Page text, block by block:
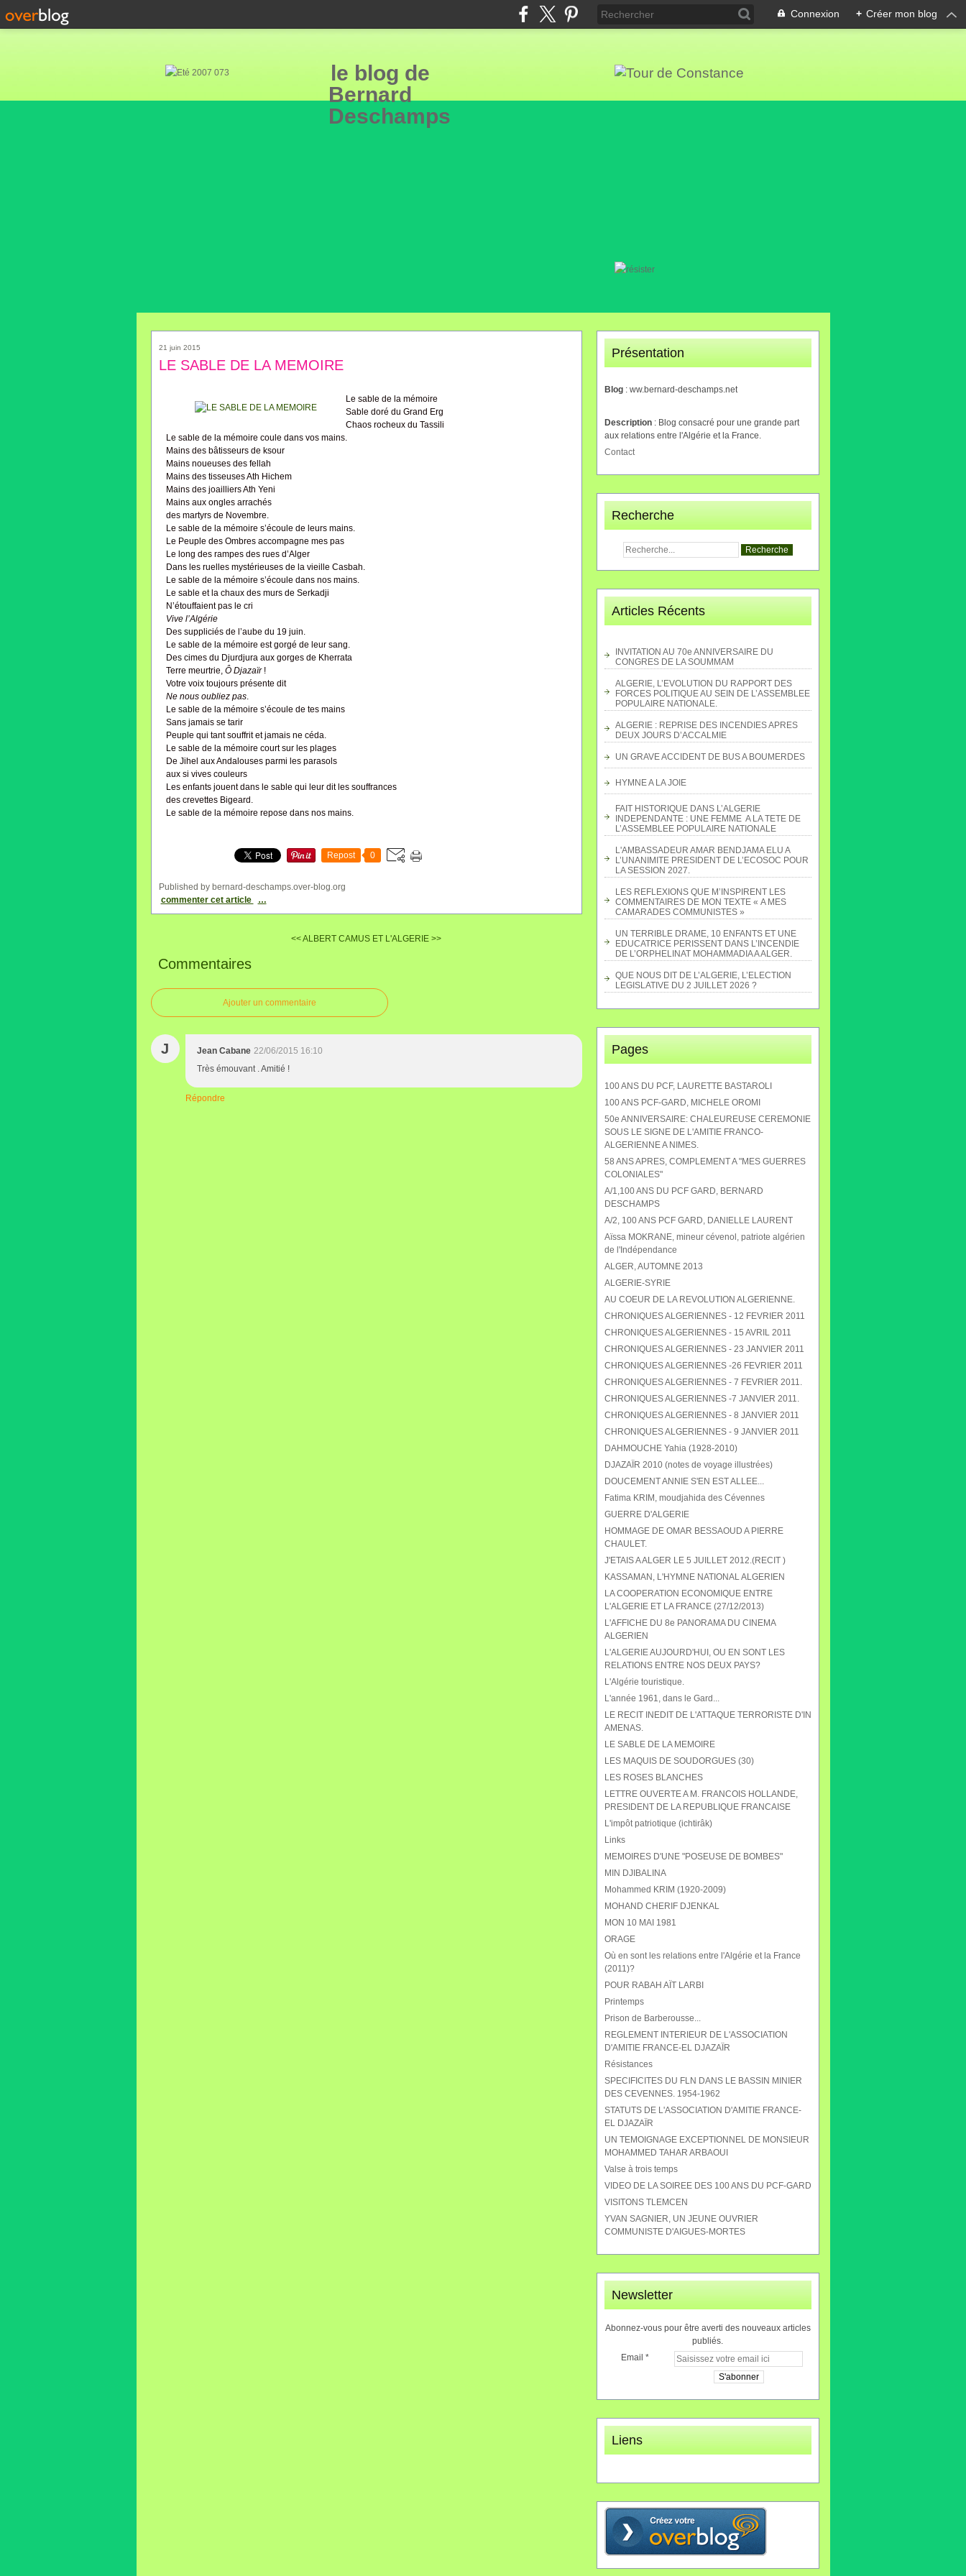
Connexion + Créer mon blog
le blog de
Bernard
Deschamps
21 juin 2015
LE SABLE DE LA MEMOIRE
Le sable de la mémoire
Sable doré du Grand Erg
Chaos rocheux du Tassili
Le sable de la mémoire coule dans vos mains.
Mains des bâtisseurs de ksour
Mains noueuses des fellah
Mains des tisseuses Ath Hichem
Mains des joailliers Ath Yeni
Mains aux ongles arrachés
des martyrs de Novembre.
Le sable de la mémoire s’écoule de leurs mains.
Le Peuple des Ombres accompagne mes pas
Le long des rampes des rues d’Alger
Dans les ruelles mystérieuses de la vieille Casbah.
Le sable de la mémoire s’écoule dans nos mains.
Le sable et la chaux des murs de Serkadji
N’étouffaient pas le cri
Vive l’Algérie
Des suppliciés de l’aube du 19 juin.
Le sable de la mémoire est gorgé de leur sang.
Des cimes du Djurdjura aux gorges de Kherrata
Terre meurtrie, Ô Djazaïr !
Votre voix toujours présente dit
Ne nous oubliez pas.
Le sable de la mémoire s’écoule de tes mains
Sans jamais se tarir
Peuple qui tant souffrit et jamais ne céda.
Le sable de la mémoire court sur les plages
De Jihel aux Andalouses parmi les parasols
aux si vives couleurs
Les enfants jouent dans le sable qui leur dit les souffrances
des crevettes Bigeard.
Le sable de la mémoire repose dans nos mains.
Repost 0
Published by bernard-deschamps.over-blog.org
commenter cet article
…
<< ALBERT CAMUS ET L'ALGERIE >>
Commentaires
Ajouter un commentaire
J Jean Cabane 22/06/2015 16:10
Très émouvant . Amitié !
Répondre
Présentation
Blog : ww.bernard-deschamps.net
Description : Blog consacré pour une grande part
aux relations entre l'Algérie et la France.
Contact
Recherche
Articles Récents
INVITATION AU 70e ANNIVERSAIRE DU
CONGRES DE LA SOUMMAM
ALGERIE, L’EVOLUTION DU RAPPORT DES
FORCES POLITIQUE AU SEIN DE L’ASSEMBLEE
POPULAIRE NATIONALE.
ALGERIE : REPRISE DES INCENDIES APRES
DEUX JOURS D’ACCALMIE
UN GRAVE ACCIDENT DE BUS A BOUMERDES
HYMNE A LA JOIE
FAIT HISTORIQUE DANS L’ALGERIE
INDEPENDANTE : UNE FEMME A LA TETE DE
L’ASSEMBLEE POPULAIRE NATIONALE
L'AMBASSADEUR AMAR BENDJAMA ELU A
L’UNANIMITE PRESIDENT DE L’ECOSOC POUR
LA SESSION 2027.
LES REFLEXIONS QUE M’INSPIRENT LES
COMMENTAIRES DE MON TEXTE « A MES
CAMARADES COMMUNISTES »
UN TERRIBLE DRAME, 10 ENFANTS ET UNE
EDUCATRICE PERISSENT DANS L’INCENDIE
DE L’ORPHELINAT MOHAMMADIA A ALGER.
QUE NOUS DIT DE L’ALGERIE, L’ELECTION
LEGISLATIVE DU 2 JUILLET 2026 ?
Pages
100 ANS DU PCF, LAURETTE BASTAROLI
100 ANS PCF-GARD, MICHELE OROMI
50e ANNIVERSAIRE: CHALEUREUSE CEREMONIE
SOUS LE SIGNE DE L'AMITIE FRANCO-
ALGERIENNE A NIMES.
58 ANS APRES, COMPLEMENT A "MES GUERRES
COLONIALES"
A/1,100 ANS DU PCF GARD, BERNARD
DESCHAMPS
A/2, 100 ANS PCF GARD, DANIELLE LAURENT
Aïssa MOKRANE, mineur cévenol, patriote algérien
de l'Indépendance
ALGER, AUTOMNE 2013
ALGERIE-SYRIE
AU COEUR DE LA REVOLUTION ALGERIENNE.
CHRONIQUES ALGERIENNES - 12 FEVRIER 2011
CHRONIQUES ALGERIENNES - 15 AVRIL 2011
CHRONIQUES ALGERIENNES - 23 JANVIER 2011
CHRONIQUES ALGERIENNES -26 FEVRIER 2011
CHRONIQUES ALGERIENNES - 7 FEVRIER 2011.
CHRONIQUES ALGERIENNES -7 JANVIER 2011.
CHRONIQUES ALGERIENNES - 8 JANVIER 2011
CHRONIQUES ALGERIENNES - 9 JANVIER 2011
DAHMOUCHE Yahia (1928-2010)
DJAZAÏR 2010 (notes de voyage illustrées)
DOUCEMENT ANNIE S'EN EST ALLEE...
Fatima KRIM, moudjahida des Cévennes
GUERRE D'ALGERIE
HOMMAGE DE OMAR BESSAOUD A PIERRE
CHAULET.
J'ETAIS A ALGER LE 5 JUILLET 2012.(RECIT )
KASSAMAN, L'HYMNE NATIONAL ALGERIEN
LA COOPERATION ECONOMIQUE ENTRE
L'ALGERIE ET LA FRANCE (27/12/2013)
L'AFFICHE DU 8e PANORAMA DU CINEMA
ALGERIEN
L'ALGERIE AUJOURD'HUI, OU EN SONT LES
RELATIONS ENTRE NOS DEUX PAYS?
L'Algérie touristique.
L'année 1961, dans le Gard...
LE RECIT INEDIT DE L'ATTAQUE TERRORISTE D'IN
AMENAS.
LE SABLE DE LA MEMOIRE
LES MAQUIS DE SOUDORGUES (30)
LES ROSES BLANCHES
LETTRE OUVERTE A M. FRANCOIS HOLLANDE,
PRESIDENT DE LA REPUBLIQUE FRANCAISE
L'impôt patriotique (ichtirâk)
Links
MEMOIRES D'UNE "POSEUSE DE BOMBES"
MIN DJIBALINA
Mohammed KRIM (1920-2009)
MOHAND CHERIF DJENKAL
MON 10 MAI 1981
ORAGE
Où en sont les relations entre l'Algérie et la France
(2011)?
POUR RABAH AÏT LARBI
Printemps
Prison de Barberousse...
REGLEMENT INTERIEUR DE L'ASSOCIATION
D'AMITIE FRANCE-EL DJAZAÏR
Résistances
SPECIFICITES DU FLN DANS LE BASSIN MINIER
DES CEVENNES. 1954-1962
STATUTS DE L'ASSOCIATION D'AMITIE FRANCE-
EL DJAZAÏR
UN TEMOIGNAGE EXCEPTIONNEL DE MONSIEUR
MOHAMMED TAHAR ARBAOUI
Valse à trois temps
VIDEO DE LA SOIREE DES 100 ANS DU PCF-GARD
VISITONS TLEMCEN
YVAN SAGNIER, UN JEUNE OUVRIER
COMMUNISTE D'AIGUES-MORTES
Newsletter
Abonnez-vous pour être averti des nouveaux articles
publiés.
Email
Liens